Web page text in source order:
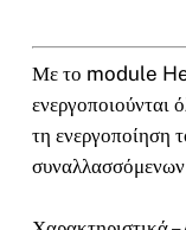
Με το module
ενεργοποιούνται
τη ενεργοποίηση